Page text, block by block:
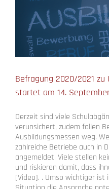
Befragung 2020/2021 zu
startet am 14.
Derzeit sind viele
verunsichert, zudem fallen
Ausbildungsmessen weg.
zahlreiche Betriebe auch in
angemeldet. Viele stellen
und riskieren damit, dass
[Video]. . Umso wichtiger ist